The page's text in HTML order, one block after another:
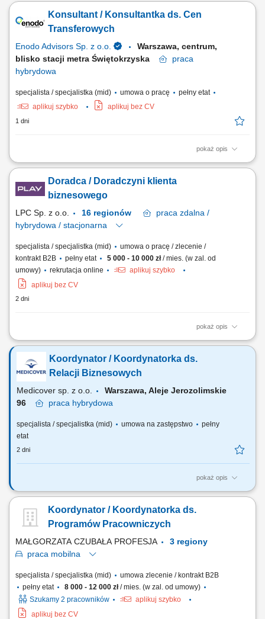
szans sprzedażowych oraz inicjowanie kontaktu z potencjalnymi
partnerami; Profesjonalne doradztwo w wyborze odpowiednich
Konsultant / Konsultantka ds. Cen
Transferowych
Enodo Advisors Sp. z o.o.
Warszawa, centrum,
blisko stacji metra Świętokrzyska
praca
hybrydowa
specjalista / specjalistka (mid) umowa o pracę
pełny etat
aplikuj szybko
aplikuj bez CV
1 dni
pokaż opis
Zakres obowiązków: Wsparcie klientów w realizacji obowiązków TP
analiz benchmarkingowych przy użyciu profesjonalnych baz danych i
narzędzi analitycznych; Udział w projektowaniu polityk cen
Doradca / Doradczyni klienta
biznesowego
LPC Sp. z o.o. praca zdalna /
hybrydowa / stacjonarna
specjalista / specjalistka (mid)
umowa o pracę / zlecenie /
kontrakt B2B
pełny etat 5 000 - 10 000 zł/ mies. (w zal. od
umowy)
rekrutacja online
aplikuj szybko
aplikuj bez CV
2 dni
pokaż opis
Zakres obowiązków: Sprzedaż łączy światłowodowych —
standardowych i symetrycznych z SLA; Budowa własnego lejka: lista
firm w terenie, sygnały zakupowe (nowa hala, nowy oddział, rekrutacja
informatyka), polecenia od obecnych klientów i od lokalnych firm IT;
Wizje lokalne i zbieranie...
Koordynator / Koordynatorka ds.
Relacji Biznesowych
Medicover sp. z o.o.
Warszawa, Aleje Jerozolimskie
96
praca hybrydowa
specjalista / specjalistka (mid) umowa na zastępstwo
pełny
etat
2 dni
pokaż opis
Twoje zadania: Zarządzanie powierzonym portfolio klientów
prowadzenie renegocjacji warunków współpracy oraz przedłużanie
umów Realizacja celów sprzedażowych poprzez aktywny kontakt
Koordynator / Koordynatorka ds.
Programów Pracowniczych
MAŁGORZATA CZUBAŁA PROFESJA
praca mobilna
specjalista / specjalistka (mid)
umowa zlecenie / kontrakt B2B
pełny etat
8 000 - 12 000 zł/ mies. (w zal. od umowy)
Szukamy 2 pracowników
aplikuj szybko
aplikuj bez CV